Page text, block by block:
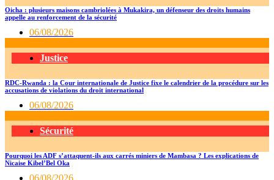
Oicha : plusieurs maisons cambriolées à Mukakira, un défenseur des droits humains
appelle au renforcement de la sécurité
06/08/2026
Justice
RDC-Rwanda : la Cour internationale de Justice fixe le calendrier de la procédure sur les
accusations de violations du droit international
06/08/2026
Sécurité
Pourquoi les ADF s’attaquent-ils aux carrés miniers de Mambasa ? Les explications de
Nicaise Kibel’Bel Oka
06/08/2026